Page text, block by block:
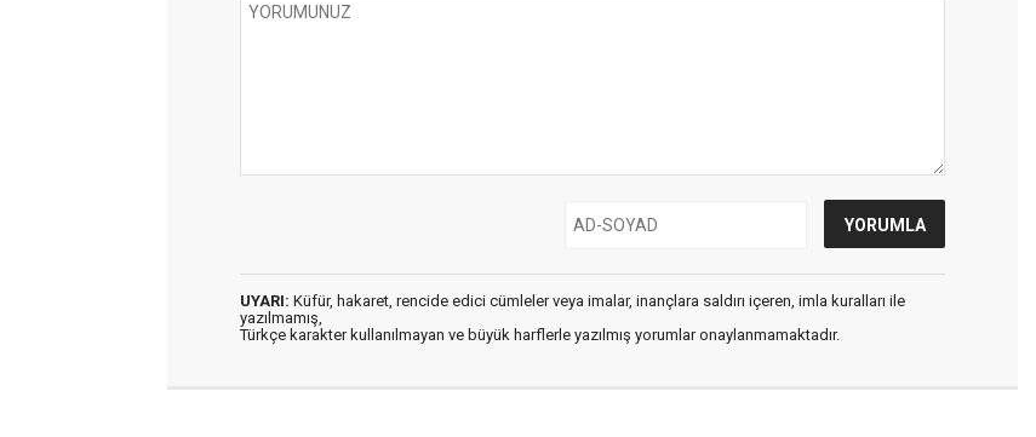
UYARI: Küfür, hakaret, rencide edici cümleler veya imalar, inançlara saldırı içeren, imla kuralları ile
yazılmamış,
Türkçe karakter kullanılmayan ve büyük harflerle yazılmış yorumlar onaylanmamaktadır.